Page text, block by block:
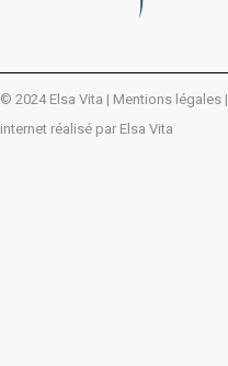
© 2024 Elsa Vita | Mentions légales |
internet réalisé par Elsa Vita